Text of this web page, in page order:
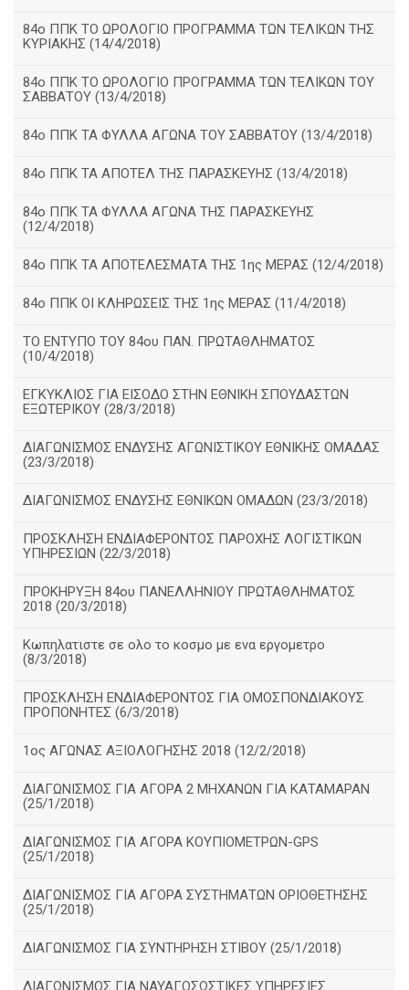
84ο ΠΠΚ ΤΟ ΩΡΟΛΟΓΙΟ ΠΡΟΓΡΑΜΜΑ ΤΩΝ ΤΕΛΙΚΩΝ ΤΗΣ
ΚΥΡΙΑΚΗΣ (14/4/2018)
84ο ΠΠΚ ΤΟ ΩΡΟΛΟΓΙΟ ΠΡΟΓΡΑΜΜΑ ΤΩΝ ΤΕΛΙΚΩΝ ΤΟΥ
ΣΑΒΒΑΤΟΥ (13/4/2018)
84ο ΠΠΚ ΤΑ ΦΥΛΛΑ ΑΓΩΝΑ ΤΟΥ ΣΑΒΒΑΤΟΥ (13/4/2018)
84ο ΠΠΚ ΤΑ ΑΠΟΤΕΛ ΤΗΣ ΠΑΡΑΣΚΕΥΗΣ (13/4/2018)
84ο ΠΠΚ ΤΑ ΦΥΛΛΑ ΑΓΩΝΑ ΤΗΣ ΠΑΡΑΣΚΕΥΗΣ
(12/4/2018)
84ο ΠΠΚ ΤΑ ΑΠΟΤΕΛΕΣΜΑΤΑ ΤΗΣ 1ης ΜΕΡΑΣ (12/4/2018)
84ο ΠΠΚ ΟΙ ΚΛΗΡΩΣΕΙΣ ΤΗΣ 1ης ΜΕΡΑΣ (11/4/2018)
ΤΟ ΕΝΤΥΠΟ ΤΟΥ 84ου ΠΑΝ. ΠΡΩΤΑΘΛΗΜΑΤΟΣ
(10/4/2018)
ΕΓΚΥΚΛΙΟΣ ΓΙΑ ΕΙΣΟΔΟ ΣΤΗΝ ΕΘΝΙΚΗ ΣΠΟΥΔΑΣΤΩΝ
ΕΞΩΤΕΡΙΚΟΥ (28/3/2018)
ΔΙΑΓΩΝΙΣΜΟΣ ΕΝΔΥΣΗΣ ΑΓΩΝΙΣΤΙΚΟΥ ΕΘΝΙΚΗΣ ΟΜΑΔΑΣ
(23/3/2018)
ΔΙΑΓΩΝΙΣΜΟΣ ΕΝΔΥΣΗΣ ΕΘΝΙΚΩΝ ΟΜΑΔΩΝ (23/3/2018)
ΠΡΟΣΚΛΗΣΗ ΕΝΔΙΑΦΕΡΟΝΤΟΣ ΠΑΡΟΧΗΣ ΛΟΓΙΣΤΙΚΩΝ
ΥΠΗΡΕΣΙΩΝ (22/3/2018)
ΠΡΟΚΗΡΥΞΗ 84ου ΠΑΝΕΛΛΗΝΙΟΥ ΠΡΩΤΑΘΛΗΜΑΤΟΣ
2018 (20/3/2018)
Κωπηλατιστε σε ολο το κοσμο με ενα εργομετρο
(8/3/2018)
ΠΡΟΣΚΛΗΣΗ ΕΝΔΙΑΦΕΡΟΝΤΟΣ ΓΙΑ ΟΜΟΣΠΟΝΔΙΑΚΟΥΣ
ΠΡΟΠΟΝΗΤΕΣ (6/3/2018)
1ος ΑΓΩΝΑΣ ΑΞΙΟΛΟΓΗΣΗΣ 2018 (12/2/2018)
ΔΙΑΓΩΝΙΣΜΟΣ ΓΙΑ ΑΓΟΡΑ 2 ΜΗΧΑΝΩΝ ΓΙΑ ΚΑΤΑΜΑΡΑΝ
(25/1/2018)
ΔΙΑΓΩΝΙΣΜΟΣ ΓΙΑ ΑΓΟΡΑ ΚΟΥΠΙΟΜΕΤΡΩΝ-GPS
(25/1/2018)
ΔΙΑΓΩΝΙΣΜΟΣ ΓΙΑ ΑΓΟΡΑ ΣΥΣΤΗΜΑΤΩΝ ΟΡΙΟΘΕΤΗΣΗΣ
(25/1/2018)
ΔΙΑΓΩΝΙΣΜΟΣ ΓΙΑ ΣΥΝΤΗΡΗΣΗ ΣΤΙΒΟΥ (25/1/2018)
ΔΙΑΓΩΝΙΣΜΟΣ ΓΙΑ ΝΑΥΑΓΟΣΩΣΤΙΚΕΣ ΥΠΗΡΕΣΙΕΣ